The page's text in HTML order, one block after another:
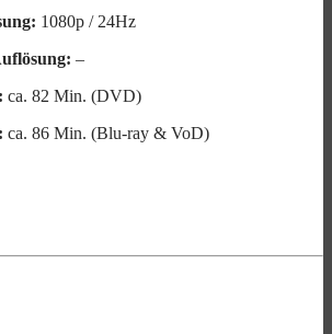
1080p / 24Hz
–
ca. 82 Min. (DVD)
ca. 86 Min. (Blu-ray & VoD)